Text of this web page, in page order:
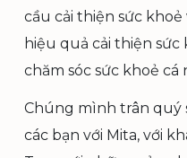
cầu cải thiện sức
hiệu quả cải thiện
chăm sóc sức khoẻ cá
Chúng mình trân quý
các bạn với Mita, với